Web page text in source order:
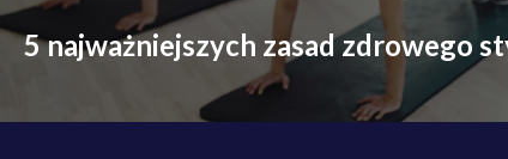
5 najważniejszych zasad zdrowego